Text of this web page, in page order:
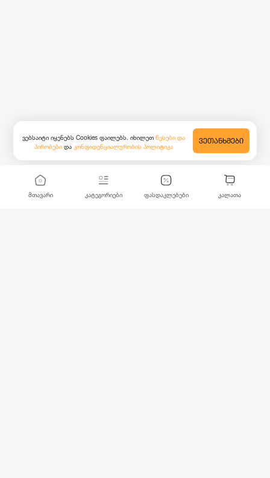
მთავარი კატეგორიები ფასდაკლებები კალათა
ვებსაიტი იყენებს Cookies ფაილებს. იხილეთ წესები და
პირობები და კონფიდენციალურობის პოლიტიკა
ᲕᲔᲗᲐᲜᲮᲛᲔᲑᲘ